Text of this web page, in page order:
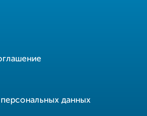
данных